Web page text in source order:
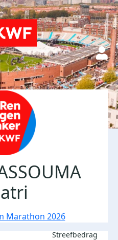
Marathon 2026
Streefbedrag